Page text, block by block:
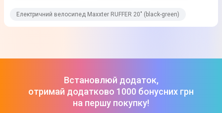
Допустиме навантаження
110 кг
Мінімальний зріст
Від 150 см
Електричний велосипед Maxxter RUFFER 20" (black-green)
Встановлюй додаток,
отримай додатково 1000 бонусних грн
на першу покупку!